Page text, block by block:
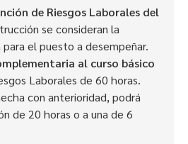
de Riesgos Laborales del
se consideran la
el puesto a desempeñar.
al curso básico
Laborales de 60 horas.
con anterioridad, podrá
de 20 horas o a una de 6